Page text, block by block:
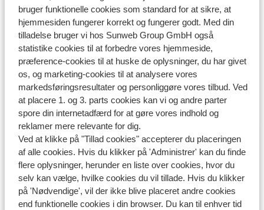
bruger funktionelle cookies som standard for at sikre, at
hjemmesiden fungerer korrekt og fungerer godt. Med din
tilladelse bruger vi hos Sunweb Group GmbH også
statistike cookies til at forbedre vores hjemmeside,
præference-cookies til at huske de oplysninger, du har givet
os, og marketing-cookies til at analysere vores
markedsføringsresultater og personliggøre vores tilbud. Ved
at placere 1. og 3. parts cookies kan vi og andre parter
spore din internetadfærd for at gøre vores indhold og
reklamer mere relevante for dig.
Ved at klikke på "Tillad cookies" accepterer du placeringen
af alle cookies. Hvis du klikker på 'Administrer' kan du finde
flere oplysninger, herunder en liste over cookies, hvor du
selv kan vælge, hvilke cookies du vil tillade. Hvis du klikker
på 'Nødvendige', vil der ikke blive placeret andre cookies
end funktionelle cookies i din browser. Du kan til enhver tid
Italien?
Ændret den Thu, 9 Okt, 2025 kl. 12:28 PM
Har du fundet svaret?
Skriv til os på WhatsApp!
Send os en besked på WhatsApp til telefonnummer
+4589883389. Du kan også ringe til os på det samme